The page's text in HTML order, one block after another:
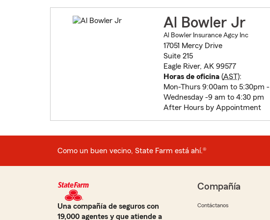
Al Bowler Jr
Al Bowler Insurance Agcy Inc
17051 Mercy Drive
Suite 215
Eagle River, AK 99577
Horas de oficina(AST):
Mon-Thurs 9:00am to 5:30pm -
Wednesday -9 am to 4:30 pm
After Hours by Appointment
Como un buen vecino, State Farm está ahí.®
Una compañía de seguros con
19,000 agentes y que atiende a
Compañía
Contáctanos